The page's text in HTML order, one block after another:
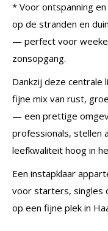
* Voor ontspanning
op de stranden en
— perfect voor
zonsopgang.
Dankzij deze centrale
fijne mix van rust,
— een prettige
professionals, stellen
leefkwaliteit hoog in
Een instapklaar
voor starters, singles
op een fijne plek in